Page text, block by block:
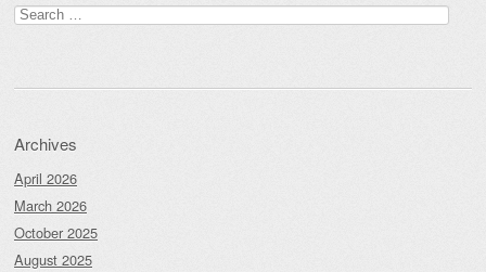
Search
for:
Archives
April 2026
March 2026
October 2025
August 2025